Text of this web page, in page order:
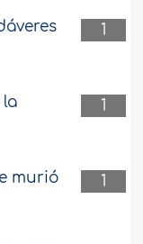
1
1
la
1
murió